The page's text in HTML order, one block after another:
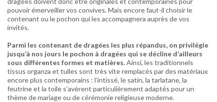
pouvoir émerveiller vos convives. Mais encore faut-il choisir le
contenant ou le pochon qui les accompagnera auprès de vos
invités.
Parmi les contenant de dragées les plus répandus, on privilégie
jusqu’à nos jours le pochon à dragées qui se décline d’ailleurs
sous différentes formes et matières.Ainsi, les traditionnels
tissus organza et tulles sont très vite remplacés par des matériaux
encore plus contemporains : l’intissé, le satin, la tarlatane, la
feutrine et la toile s’avèrent particulièrement adaptés pour un
thème de mariage ou de cérémonie religieuse moderne.